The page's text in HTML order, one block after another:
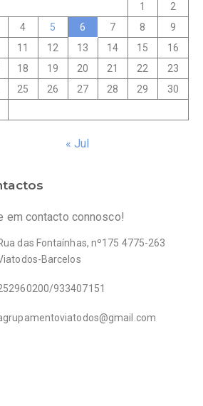
1
2
4 5 6 7 8
9
11 12 13 14 15
16
18 19 20 21 22
23
25 26 27 28 29
30
« Jul
em contacto connosco!
das Fontaínhas, nº175 4775-263
Barcelos
933407151